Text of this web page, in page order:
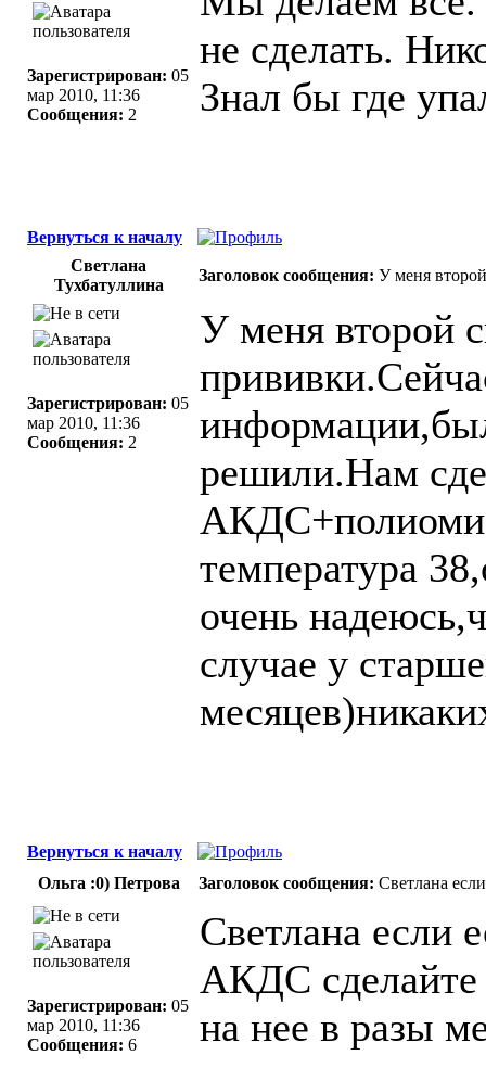
Зарегистрирован: 05
мар 2010, 11:36
Сообщения: 2
не сделать.
Знал бы где
Вернуться к началу
Светлана
Тухбатуллина
Заголовок сообщения: У меня
Зарегистрирован: 05
мар 2010, 11:36
Сообщения: 2
У меня второй
решили.Нам
температура
очень
случае у
Вернуться к началу
Ольга :0) Петрова
Заголовок сообщения: Светлана
Зарегистрирован: 05
мар 2010, 11:36
Сообщения: 6
Светлана если
АКДС сделайте
на нее в разы